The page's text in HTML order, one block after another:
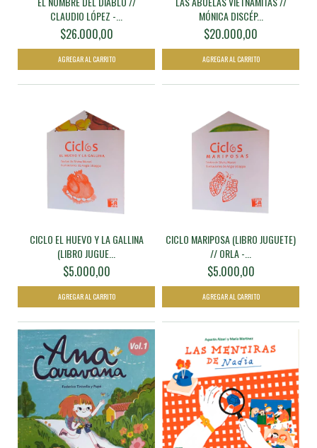
CLAUDIO LÓPEZ -...
$26.000,00
MÓNICA DISCÉP...
$20.000,00
CICLO EL HUEVO Y LA GALLINA
(LIBRO JUGUE...
$5.000,00
CICLO MARIPOSA (LIBRO JUGUETE)
// ORLA -...
$5.000,00